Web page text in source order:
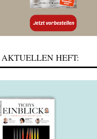
HEFT: